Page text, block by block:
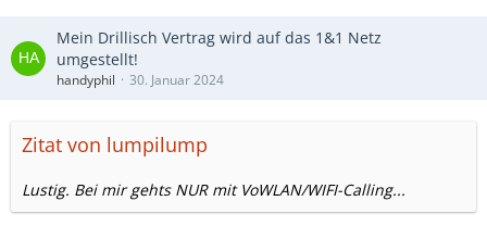
Mein Drillisch Vertrag wird auf das 1&1 Netz
umgestellt!
handyphil 30. Januar 2024
Zitat von lumpilump
Lustig. Bei mir gehts NUR mit VoWLAN/WIFI-Calling...